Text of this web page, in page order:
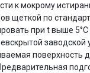
к мокрому
по
при t выше
поверхность
раз в 2